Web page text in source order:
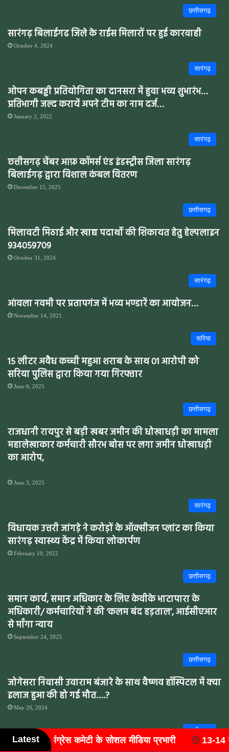
छत्तीसगढ़
सारंगढ़ बिलाईगढ जिले के राईस मिलारों पर हुई कारवाही
October 4, 2024
सारंगढ़
ओपन कबड्डी प्रतियोगिता का दानसरा में हुवा भव्य शुभारंभ…
प्रतिभागी जल्द करायें अपने टीम का नाम दर्ज…
January 2, 2022
सारंगढ़
छत्तीसगढ़ चेंबर आफ़ कॉमर्स एंड इंडस्ट्रीस जिला सारंगढ़
बिलाईगढ़ द्वारा विशाल कंबल वितरण
December 15, 2025
छत्तीसगढ़
मिलावटी मिठाई और खाद्य पदार्थो की शिकायत हेतु हेल्पलाइन
934059709
October 31, 2024
सारंगढ़
आंवला नवमी पर प्रतापगंज में भव्य भण्डारें का आयोजन…
November 14, 2021
सरिया
15 लीटर अवैध कच्ची महुआ शराब के साथ 01 आरोपी को
सरिया पुलिस द्वारा किया गया गिरफ्तार
June 6, 2025
छत्तीसगढ़
राजधानी रायपुर से बड़ी खबर जमीन की धोखाधड़ी का मामला
महालेखाकार कर्मचारी सौरभ बोस पर लगा जमीन धोखाधड़ी
का आरोप,
June 3, 2025
सारंगढ़
विधायक उत्तरी जांगड़े ने करोड़ों के ऑक्सीजन प्लांट का किया
सारंगढ़ स्वास्थ्य केंद्र में किया लोकार्पण
February 10, 2022
छत्तीसगढ़
समान कार्य, समान अधिकार के लिए केवीके भाटापारा के
अधिकारी/ कर्मचारियों ने की ‘कलम बंद हड़ताल’, आईसीएआर
से माँगा न्याय
September 24, 2025
छत्तीसगढ़
जोगेसरा निवासी उवाराम बंजारे के साथ वैष्णव हॉस्पिटल में क्या
इलाज हुआ की हो गई मौत….?
May 20, 2024
छत्तीसगढ़
Latest 13-14 मार्च 2027 को आयोजित होगा 'राष्ट्रीय